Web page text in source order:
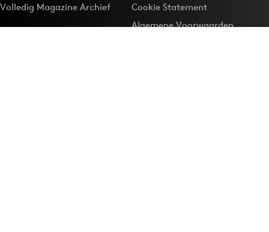
Volledig Magazine Archief
Cookie Statement
Algemene Voorwaarden